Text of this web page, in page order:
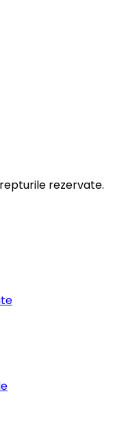
rezervate.